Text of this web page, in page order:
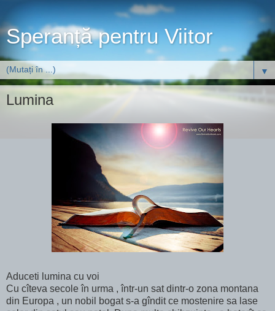
Speranță pentru Viitor
▼
Lumina
Aduceti lumina cu voi
Cu cîteva secole în urma , într-un sat dintr-o zona montana
din Europa , un nobil bogat s-a gîndit ce mostenire sa lase